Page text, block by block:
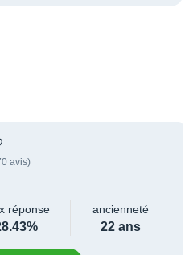
avis)
réponse ancienneté
22 ans